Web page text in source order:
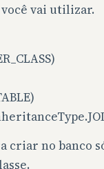
vai utilizar.
criar no banco